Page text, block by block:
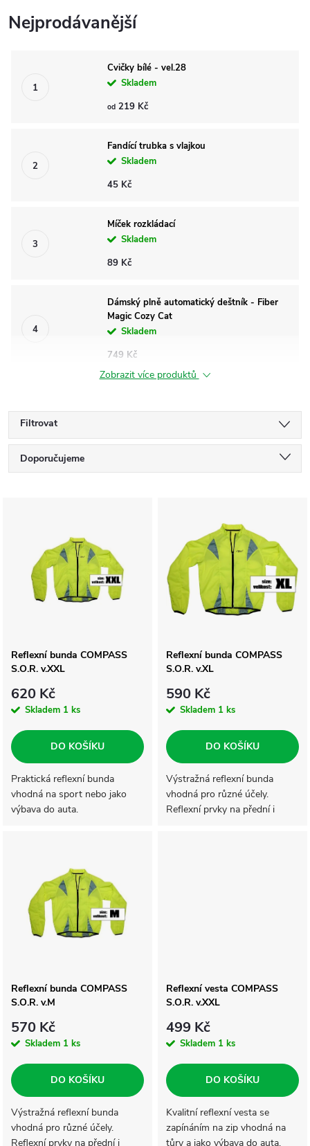
Nejprodávanější
Cvičky bílé - vel.28
Skladem
od 219 Kč
Fandící trubka s vlajkou
Skladem
45 Kč
Míček rozkládací
Skladem
89 Kč
Dámský plně automatický deštník - Fiber
Magic Cozy Cat
Skladem
749 Kč
Zobrazit více produktů
Filtrovat
Ř
p
r
o
d
u
Doporučujeme
Nejprodávanější
Abecedně
s
p
r
o
d
u
Reflexní bunda COMPASS
S.O.R. v.XXL
620 Kč
Skladem 1 ks
DO KOŠÍKU
Praktická reflexní bunda
vhodná na sport nebo jako
výbava do auta.
Reflexní bunda COMPASS
S.O.R. v.XL
590 Kč
Skladem 1 ks
DO KOŠÍKU
Výstražná reflexní bunda
vhodná pro různé účely.
Reflexní prvky na přední i
Reflexní bunda COMPASS
S.O.R. v.M
570 Kč
Skladem 1 ks
DO KOŠÍKU
Výstražná reflexní bunda
vhodná pro různé účely.
Reflexní prvky na přední i
Reflexní vesta COMPASS
S.O.R. v.XXL
499 Kč
Skladem 1 ks
DO KOŠÍKU
Kvalitní reflexní vesta se
zapínáním na zip vhodná na
tůry a jako výbava do auta.